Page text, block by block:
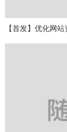
【首发】优化网